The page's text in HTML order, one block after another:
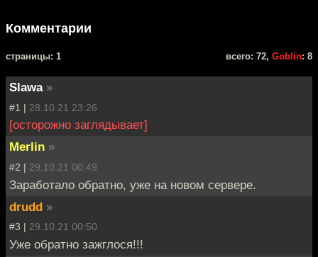
Комментарии
cтраницы: 1 всего: 72, Goblin: 8
Slawa »
#1 | 28.10.21 23:26
[осторожно заглядывает]
Merlin »
#2 | 29.10.21 00:49
Заработало обратно, уже на новом сервере.
drudd »
#3 | 29.10.21 00:50
Уже обратно зажглося!!!